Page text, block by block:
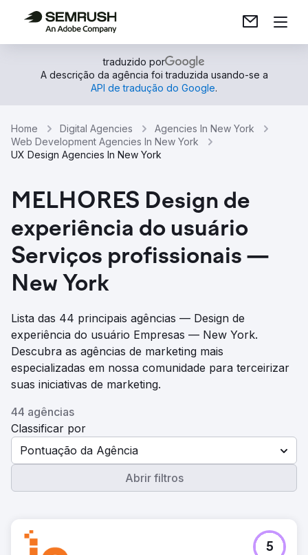
traduzido por
A descrição da agência foi traduzida usando-se a
API de tradução do Google.
Home Digital Agencies
Agencies In New York
Web Development Agencies In New York
UX Design Agencies In New York
MELHORES Design de
experiência do usuário
Serviços profissionais —
New York
Lista das 44 principais agências — Design de
experiência do usuário Empresas — New York.
Descubra as agências de marketing mais
especializadas em nossa comunidade para terceirizar
suas iniciativas de marketing.
44 agências
Classificar por
Pontuação da Agência
Abrir filtros
5